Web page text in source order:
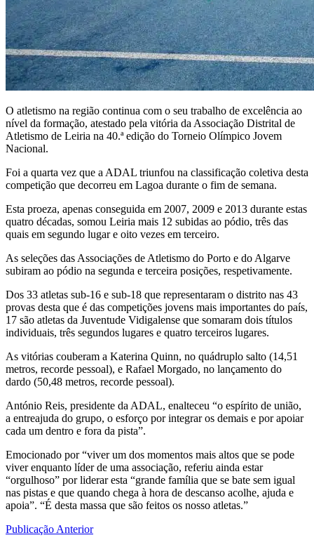
O atletismo na região continua com o seu trabalho de excelência ao
nível da formação, atestado pela vitória da Associação Distrital de
Atletismo de Leiria na 40.ª edição do Torneio Olímpico Jovem
Nacional.
Foi a quarta vez que a ADAL triunfou na classificação coletiva desta
competição que decorreu em Lagoa durante o fim de semana.
Esta proeza, apenas conseguida em 2007, 2009 e 2013 durante estas
quatro décadas, somou Leiria mais 12 subidas ao pódio, três das
quais em segundo lugar e oito vezes em terceiro.
As seleções das Associações de Atletismo do Porto e do Algarve
subiram ao pódio na segunda e terceira posições, respetivamente.
Dos 33 atletas sub-16 e sub-18 que representaram o distrito nas 43
provas desta que é das competições jovens mais importantes do país,
17 são atletas da Juventude Vidigalense que somaram dois títulos
individuais, três segundos lugares e quatro terceiros lugares.
As vitórias couberam a Katerina Quinn, no quádruplo salto (14,51
metros, recorde pessoal), e Rafael Morgado, no lançamento do
dardo (50,48 metros, recorde pessoal).
António Reis, presidente da ADAL, enalteceu “o espírito de união,
a entreajuda do grupo, o esforço por integrar os demais e por apoiar
cada um dentro e fora da pista”.
Emocionado por “viver um dos momentos mais altos que se pode
viver enquanto líder de uma associação, referiu ainda estar
“orgulhoso” por liderar esta “grande família que se bate sem igual
nas pistas e que quando chega à hora de descanso acolhe, ajuda e
apoia”. “É desta massa que são feitos os nosso atletas.”
Publicação Anterior